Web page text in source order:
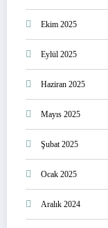
Ekim 2025
Eylül 2025
Haziran 2025
Mayıs 2025
Şubat 2025
Ocak 2025
Aralık 2024